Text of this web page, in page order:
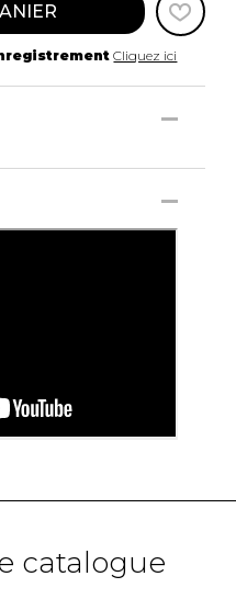
Cliquez ici
catalogue